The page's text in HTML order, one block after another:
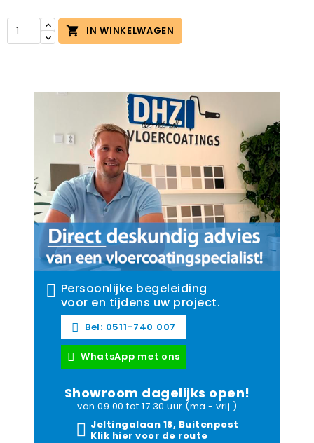
 IN WINKELWAGEN
Persoonlijke begeleiding
voor en tijdens uw project.
Bel: 0511-740 007
WhatsApp met ons
Showroom dagelijks open!
van 09.00 tot 17.30 uur (ma.- vrij.)
Jeltingalaan 18, Buitenpost
Klik hier voor de route